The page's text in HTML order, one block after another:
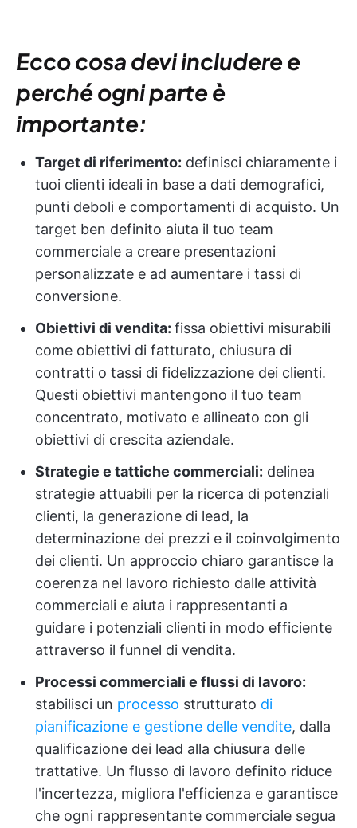
Ecco cosa devi includere e
perché ogni parte è
importante:
Target di riferimento: definisci chiaramente i
tuoi clienti ideali in base a dati demografici,
punti deboli e comportamenti di acquisto. Un
target ben definito aiuta il tuo team
commerciale a creare presentazioni
personalizzate e ad aumentare i tassi di
conversione.
Obiettivi di vendita: fissa obiettivi misurabili
come obiettivi di fatturato, chiusura di
contratti o tassi di fidelizzazione dei clienti.
Questi obiettivi mantengono il tuo team
concentrato, motivato e allineato con gli
obiettivi di crescita aziendale.
Strategie e tattiche commerciali: delinea
strategie attuabili per la ricerca di potenziali
clienti, la generazione di lead, la
determinazione dei prezzi e il coinvolgimento
dei clienti. Un approccio chiaro garantisce la
coerenza nel lavoro richiesto dalle attività
commerciali e aiuta i rappresentanti a
guidare i potenziali clienti in modo efficiente
attraverso il funnel di vendita.
Processi commerciali e flussi di lavoro:
stabilisci un processo strutturato di
pianificazione e gestione delle vendite, dalla
qualificazione dei lead alla chiusura delle
trattative. Un flusso di lavoro definito riduce
l'incertezza, migliora l'efficienza e garantisce
che ogni rappresentante commerciale segua